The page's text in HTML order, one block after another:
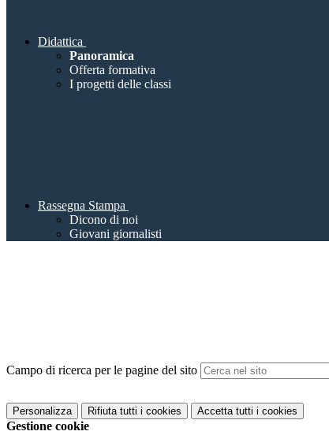
Didattica
Panoramica
Offerta formativa
I progetti delle classi
Rassegna Stampa
Dicono di noi
Giovani giornalisti
Campo di ricerca per le pagine del sito
Personalizza Rifiuta tutti i cookies Accetta tutti i cookies
Gestione cookie